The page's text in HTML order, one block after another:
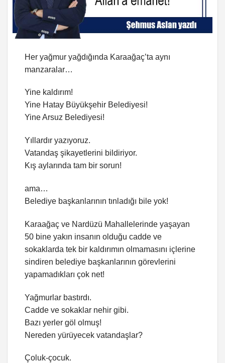
Her yağmur yağdığında Karaağaç’ta aynı
manzaralar…
Yine kaldırım!
Yine Hatay Büyükşehir Belediyesi!
Yine Arsuz Belediyesi!
Yıllardır yazıyoruz.
Vatandaş şikayetlerini bildiriyor.
Kış aylarında tam bir sorun!
ama…
Belediye başkanlarının tınladığı bile yok!
Karaağaç ve Nardüzü Mahallelerinde yaşayan
50 bine yakın insanın olduğu cadde ve
sokaklarda tek bir kaldırımın olmamasını içlerine
sindiren belediye başkanlarının görevlerini
yapamadıkları çok net!
Yağmurlar bastırdı.
Cadde ve sokaklar nehir gibi.
Bazı yerler göl olmuş!
Nereden yürüyecek vatandaşlar?
Çoluk-çocuk.